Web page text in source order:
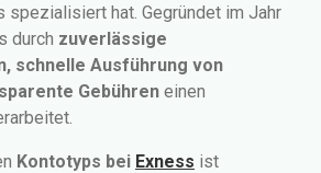
spezialisiert hat. Gegründet im Jahr
durch zuverlässige
schnelle Ausführung von
Gebühren einen
Kontotyps bei Exness ist